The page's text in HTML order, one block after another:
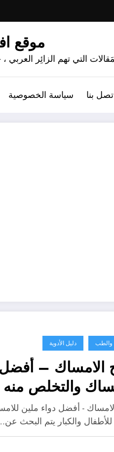
موقع
التي تهم الزائِر
بنا سياسة الخصوصية
والطب دليل الأدوية
الامساك –
والتخلص
والكبار
- أفضل دواء ملين
والكبار يتم البحث